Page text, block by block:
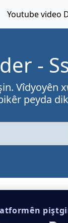
Youtube video
-
peyda